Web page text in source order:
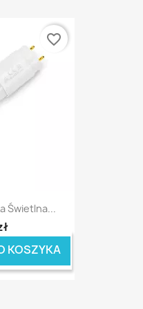
Świetlna...
KOSZYKA
favorite_border